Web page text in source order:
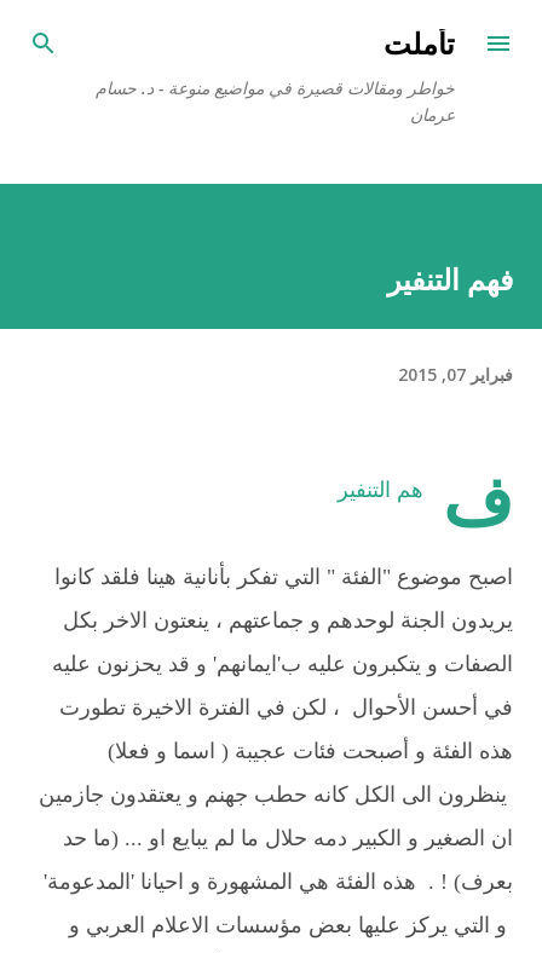
تأملت
خواطر ومقالات قصيرة في مواضيع منوعة - د. حسام
عرمان
فهم التنفير
فبراير 07, 2015
ف هم التنفير
اصبح موضوع "الفئة " التي تفكر بأنانية هينا فلقد كانوا
يريدون الجنة لوحدهم و جماعتهم ، ينعتون الاخر بكل
الصفات و يتكبرون عليه ب'ايمانهم' و قد يحزنون عليه
في أحسن الأحوال ، لكن في الفترة الاخيرة تطورت
هذه الفئة و أصبحت فئات عجيبة ( اسما و فعلا)
ينظرون الى الكل كانه حطب جهنم و يعتقدون جازمين
ان الصغير و الكبير دمه حلال ما لم يبايع او ... (ما حد
بعرف) ! . هذه الفئة هي المشهورة و احيانا 'المدعومة'
و التي يركز عليها بعض مؤسسات الاعلام العربي و